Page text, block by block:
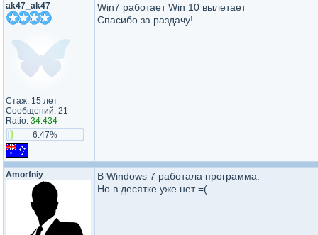
ak47_ak47
Стаж: 15 лет
Сообщений: 21
Ratio: 34.434
6.47%
Win7 работает Win 10 вылетает
Спасибо за раздачу!
Amorfniy
В Windows 7 работала программа.
Но в десятке уже нет =(